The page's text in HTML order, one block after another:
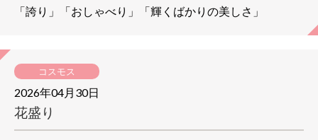
「誇り」「おしゃべり」「輝くばかりの美しさ」
コスモス
2026年04月30日
花盛り